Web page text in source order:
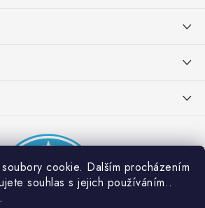
cookie. Dalším procházením
souhlas s jejich používáním..
.